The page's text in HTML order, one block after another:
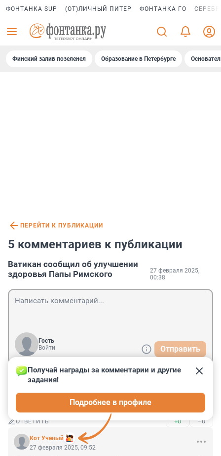
ФОНТАНКА SUP (ОТ)ЛИЧНЫЙ ПИТЕР ФОНТАНКА ГО
Финский залив позеленел Образование в Петербурге
ПЕРЕЙТИ К ПУБЛИКАЦИИ
5 комментариев к публикации
Ватикан сообщил об улучшении
здоровья Папы Римского
27 февраля 2025,
00:38
Гость
Войти
Отправить
Гость
Скоро Папа встретится с Тиграном Кеосаяном.
ОТВЕТИТЬ +0 –0
Кот Ученый
Получай награды за комментарии и другие
задания!
Подробнее в профиле
27 февраля 2025, 09:52